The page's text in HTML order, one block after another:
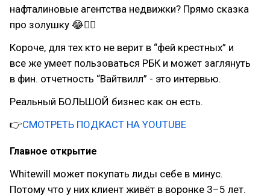
нафталиновые агентства недвижки? Прямо сказка
про золушку 😂🤦‍♂
Короче, для тех кто не верит в “фей крестных” и
все же умеет пользоваться РБК и может заглянуть
в фин. отчетность “Вайтвилл” - это интервью.
Реальный БОЛЬШОЙ бизнес как он есть.
👉СМОТРЕТЬ ПОДКАСТ НА YOUTUBE
Главное открытие
Whitewill может покупать лиды себе в минус.
Потому что у них клиент живёт в воронке 3–5 лет.